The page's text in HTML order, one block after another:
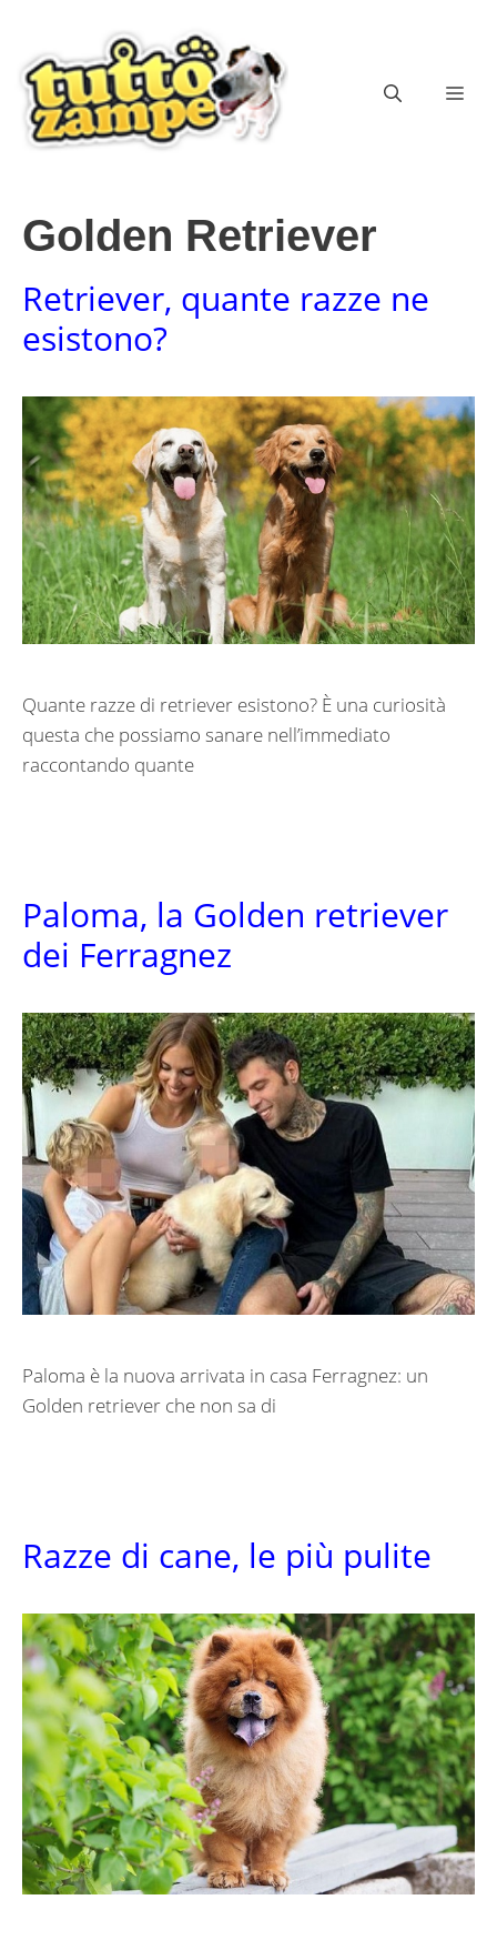
contenuto
Golden Retriever
Retriever, quante razze ne
esistono?
Quante razze di retriever esistono? È una curiosità
questa che possiamo sanare nell’immediato
raccontando quante
Paloma, la Golden retriever
dei Ferragnez
Paloma è la nuova arrivata in casa Ferragnez: un
Golden retriever che non sa di
Razze di cane, le più pulite